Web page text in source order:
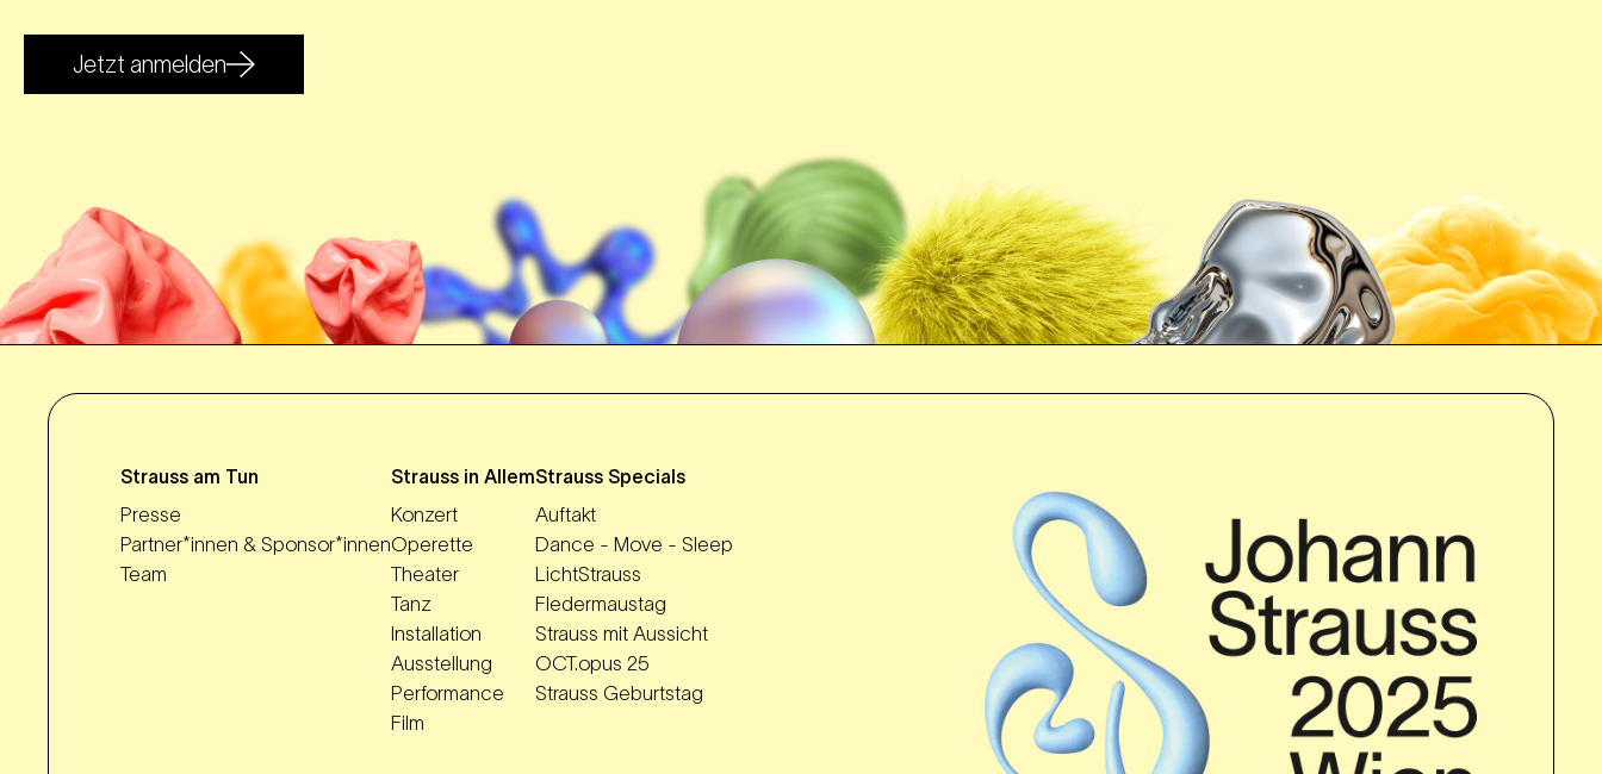
Jetzt anmelden
Strauss am Tun
Presse
Partner*innen & Sponsor*innen
Team
Strauss in Allem
Konzert
Operette
Theater
Tanz
Installation
Ausstellung
Performance
Film
Strauss Specials
Auftakt
Dance - Move - Sleep
LichtStrauss
Fledermaustag
Strauss mit Aussicht
OCT.opus 25
Strauss Geburtstag